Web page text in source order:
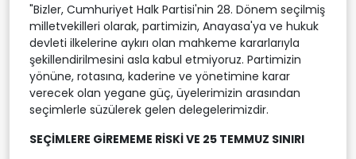
"Bizler, Cumhuriyet Halk Partisi'nin 28. Dönem seçilmiş
milletvekilleri olarak, partimizin, Anayasa'ya ve hukuk
devleti ilkelerine aykırı olan mahkeme kararlarıyla
şekillendirilmesini asla kabul etmiyoruz. Partimizin
yönüne, rotasına, kaderine ve yönetimine karar
verecek olan yegane güç, üyelerimizin arasından
seçimlerle süzülerek gelen delegelerimizdir.
SEÇİMLERE GİREMEME RİSKİ VE 25 TEMMUZ SINIRI